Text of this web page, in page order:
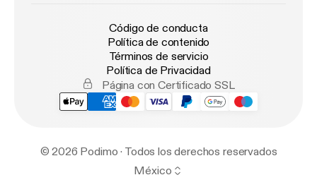
Código de conducta
Política de contenido
Términos de servicio
Política de Privacidad
Página con Certificado SSL
© 2026 Podimo · Todos los derechos reservados
México